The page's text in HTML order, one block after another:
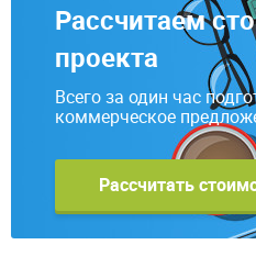
Рассчитаем
проекта
Всего за один час
коммерческое
Рассчитать